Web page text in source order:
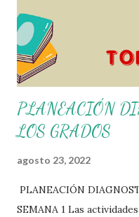
PLANEACIÓN
LOS GRADOS
agosto 23, 2022
PLANEACIÓN
SEMANA 1 Las